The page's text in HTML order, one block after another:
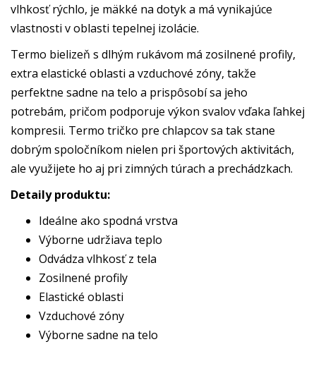
vlhkosť rýchlo, je mäkké na dotyk a má vynikajúce
vlastnosti v oblasti tepelnej izolácie.
Termo bielizeň s dlhým rukávom má zosilnené profily,
extra elastické oblasti a vzduchové zóny, takže
perfektne sadne na telo a prispôsobí sa jeho
potrebám, pričom podporuje výkon svalov vďaka ľahkej
kompresii. Termo tričko pre chlapcov sa tak stane
dobrým spoločníkom nielen pri športových aktivitách,
ale využijete ho aj pri zimných túrach a prechádzkach.
Detaily produktu:
Ideálne ako spodná vrstva
Výborne udržiava teplo
Odvádza vlhkosť z tela
Zosilnené profily
Elastické oblasti
Vzduchové zóny
Výborne sadne na telo